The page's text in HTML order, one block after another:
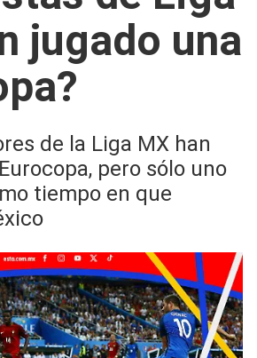
jugado una
de la Liga MX han
pero sólo uno
tiempo en que